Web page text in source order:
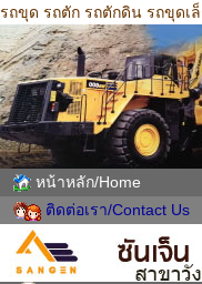
รถขุด รถตัก รถตักดิน รถขุดเล็
หน้าหลัก/Home
ติดต่อเรา/Contact Us